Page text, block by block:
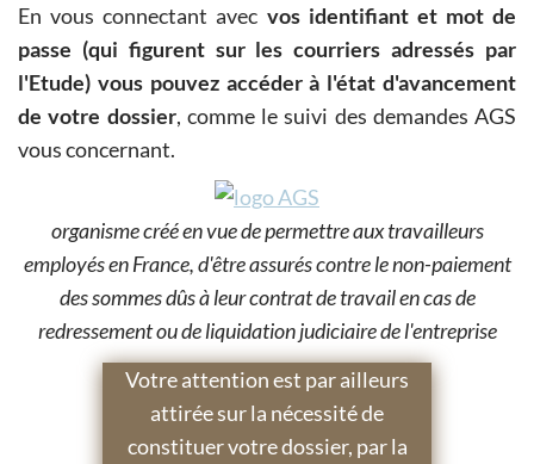
En vous connectant avec vos identifiant et mot de
passe (qui figurent sur les courriers adressés par
l'Etude) vous pouvez accéder à l'état d'avancement
de votre dossier, comme le suivi des demandes AGS
vous concernant.
organisme créé en vue de permettre aux travailleurs
employés en France, d'être assurés contre le non-paiement
des sommes dûs à leur contrat de travail en cas de
redressement ou de liquidation judiciaire de l'entreprise
Votre attention est par ailleurs
attirée sur la nécessité de
constituer votre dossier, par la